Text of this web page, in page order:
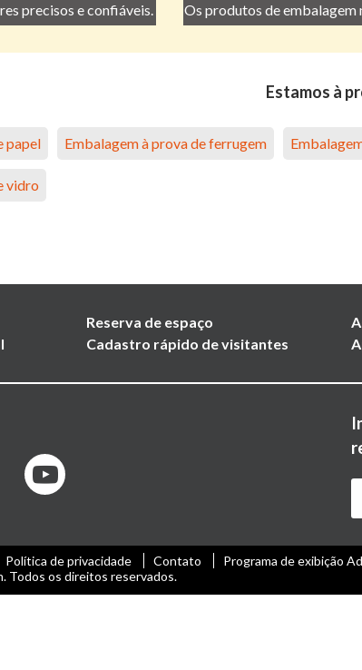
precisos e confiáveis. Os produtos de embalagem
Estamos à
papel Embalagem à prova de ferrugem
vidro
Reserva de espaço
Cadastro rápido de visitantes
Política de privacidade Contato
Programa de exibição
Todos os direitos reservados.